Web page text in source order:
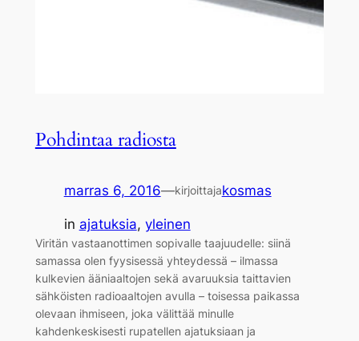
Pohdintaa radiosta
marras 6, 2016—kirjoittajakosmas
in ajatuksia, yleinen
Viritän vastaanottimen sopivalle taajuudelle: siinä
samassa olen fyysisessä yhteydessä – ilmassa
kulkevien ääniaaltojen sekä avaruuksia taittavien
sähköisten radioaaltojen avulla – toisessa paikassa
olevaan ihmiseen, joka välittää minulle
kahdenkeskisesti rupatellen ajatuksiaan ja